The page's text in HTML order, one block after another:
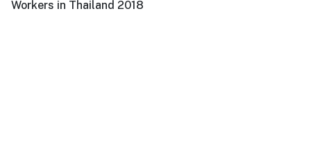
Workers in Thailand 2018